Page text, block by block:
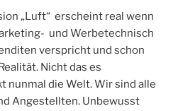
„Luft“ erscheint real wenn
und Werbetechnisch
verspricht und schon
Nicht das es
nunmal die Welt. Wir sind alle
Angestellten. Unbewusst